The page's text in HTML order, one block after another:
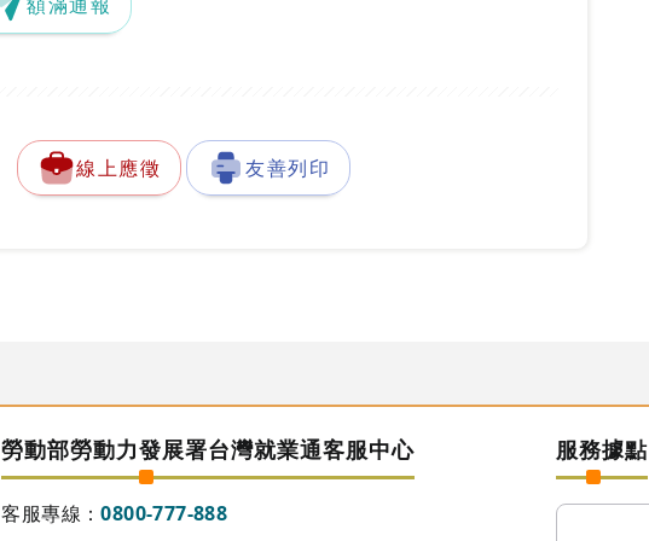
線上應徵 友善列印
勞動部勞動力發展署台灣就業通客服中心
客服專線：0800-777-888
服務據點